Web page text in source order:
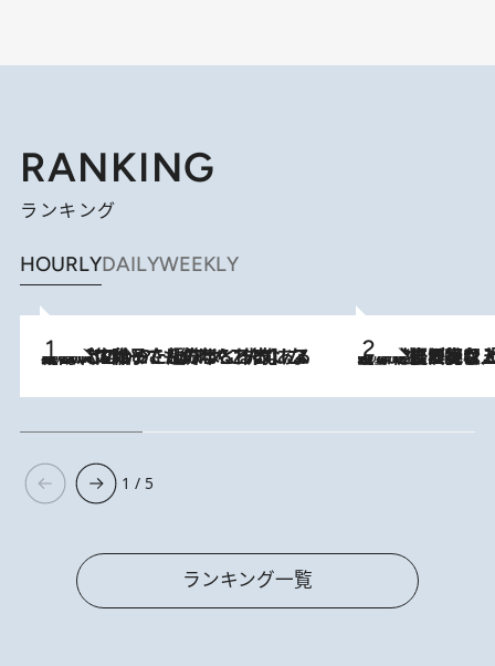
RANKING
ランキング
HOURLYDAILYWEEKLY
2026.8.5
【阿川佐和子さんの年とる力】なぜ70代で始めた趣味は“こんなに楽しい”のか？ ピアノ、俳句…スランプに陥っても続けられる“ある秘訣”とは 2026.8.5
【なぜ吉沢亮は「気配を消せる」のか？】興行収入208億の『国宝』を経て挑むミュージカル『ディア・エヴァン・ハンセン』。トップ俳優が舞台上でさらけ出した“孤独”とは
1 / 5
ランキング一覧